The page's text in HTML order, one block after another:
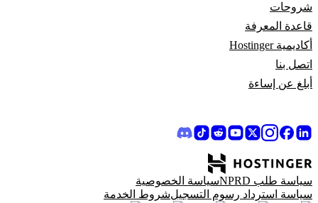
شروحات
قاعدة المعرفة
أكاديمية Hostinger
اتصل بنا
أبلغ عن إساءة
سياسة طلب NPRD
سياسة الخصوصية
سياسة استرداد رسوم التسجيلشروط الخدمة